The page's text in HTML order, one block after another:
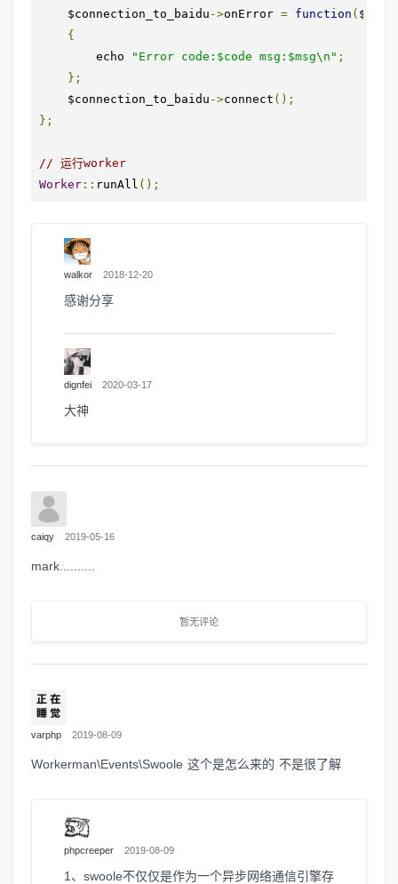
    $connection_to_baidu
->onError = function (
{
        echo
"Error code:$code msg:$msg\n" ;
};
    $connection_to_baidu
->connect ();
};
// 运行worker
Worker :: runAll ();
walkor 2018-12-20
感谢分享
dignfei 2020-03-17
大神
caiqy 2019-05-16
mark..........
暂无评论
varphp 2019-08-09
Workerman\Events\Swoole 这个是怎么来的 不是很了解
phpcreeper 2019-08-09
1、swoole不仅仅是作为一个异步网络通信引擎存